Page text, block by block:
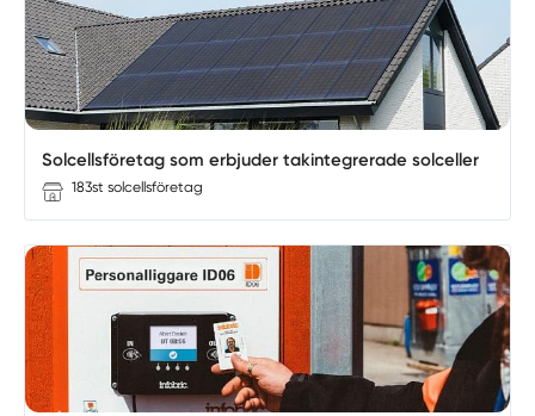
Solcellsföretag som erbjuder takintegrerade solceller
183st solcellsföretag